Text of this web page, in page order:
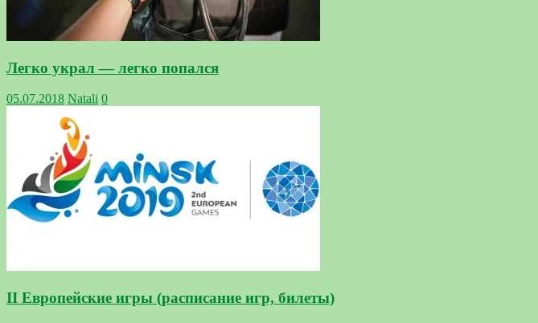
Легко украл — легко попался
05.07.2018 Natali 0
II Европейские игры (расписание игр, билеты)